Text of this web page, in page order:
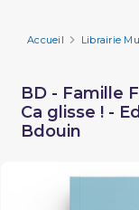
Accueil Librairie
BD - Famille
Ca glisse ! -
Bdouin